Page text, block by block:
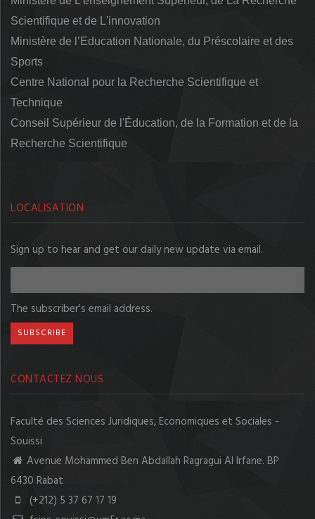
Scientifique et de L'innovation
Ministère de l’Education Nationale, du Préscolaire et des
Sports
Centre National pour la Recherche Scientifique et
Technique
Conseil Supérieur de l'Éducation, de la Formation et de la
Recherche Scientifique
LOCALISATION
Sign up to hear and get our daily new update via email.
The subscriber's email address.
CONTACTEZ NOUS
Faculté des Sciences Juridiques, Economiques et Sociales -
Souissi
Avenue Mohammed Ben Abdallah Ragragui Al Irfane. BP
6430 Rabat
(+212) 5 37 67 17 19